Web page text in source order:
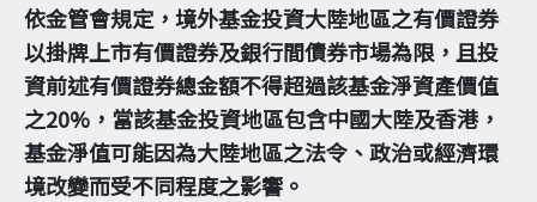
依金管會規定，境外基金投資大陸地區之有價證券
以掛牌上市有價證券及銀行間債券市場為限，且投
資前述有價證券總金額不得超過該基金淨資產價值
之20%，當該基金投資地區包含中國大陸及香港，
基金淨值可能因為大陸地區之法令、政治或經濟環
境改變而受不同程度之影響。